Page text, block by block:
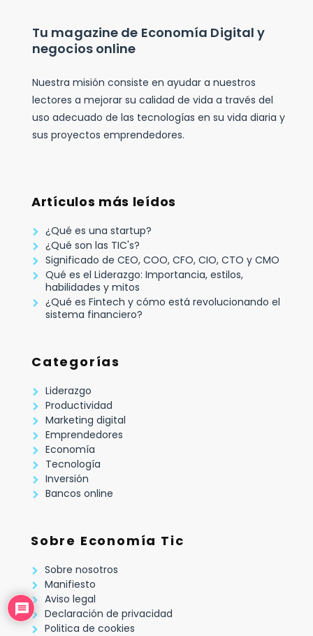
Tu magazine de Economía Digital y
negocios online
Nuestra misión consiste en ayudar a nuestros
lectores a mejorar su calidad de vida a través del
uso adecuado de las tecnologías en su vida diaria y
sus proyectos emprendedores.
Artículos más leídos
¿Qué es una startup?
¿Qué son las TIC's?
Significado de CEO, COO, CFO, CIO, CTO y CMO
Qué es el Liderazgo: Importancia, estilos,
habilidades y mitos
¿Qué es Fintech y cómo está revolucionando el
sistema financiero?
Categorías
Liderazgo
Productividad
Marketing digital
Emprendedores
Economía
Tecnología
Inversión
Bancos online
Sobre Economía Tic
Sobre nosotros
Manifiesto
Aviso legal
Declaración de privacidad
Politica de cookies